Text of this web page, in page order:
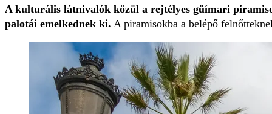
A kulturális látnivalók közül a rejtélyes güímari
palotái emelkednek ki. A piramisokba a belépő